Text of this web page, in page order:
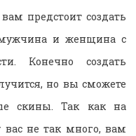
предстоит создать
и женщина с
Конечно создать
но вы сможете
скины. Так как на
не так много, вам